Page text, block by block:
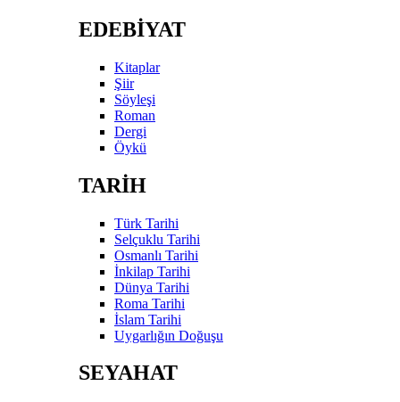
EDEBİYAT
Kitaplar
Şiir
Söyleşi
Roman
Dergi
Öykü
TARİH
Türk Tarihi
Selçuklu Tarihi
Osmanlı Tarihi
İnkilap Tarihi
Dünya Tarihi
Roma Tarihi
İslam Tarihi
Uygarlığın Doğuşu
SEYAHAT